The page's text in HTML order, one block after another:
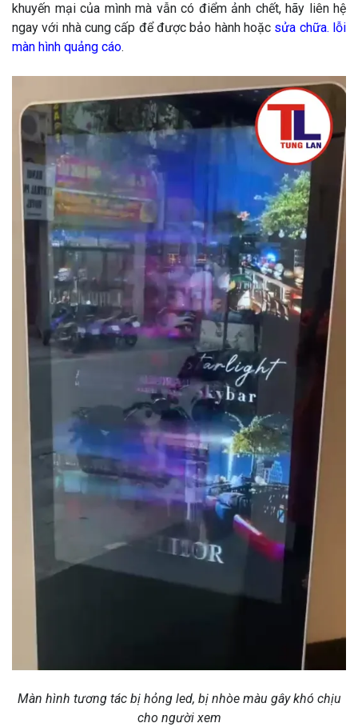
khuyến mại của mình mà vẫn có điểm ảnh chết, hãy liên hệ
ngay với nhà cung cấp để được bảo hành hoặc sửa chữa. lỗi
màn hình quảng cáo.
Màn hình tương tác bị hỏng led, bị nhòe màu gây khó chịu
cho người xem